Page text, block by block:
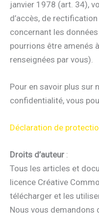
janvier 1978 (art. 34),
d’accès, de
concernant les
pourrions être amenés
renseignées par vous).
Pour en savoir plus sur
confidentialité, vous
Déclaration de
Droits d’auteur :
Tous les articles et
licence Créative
télécharger et les
Nous vous demandons